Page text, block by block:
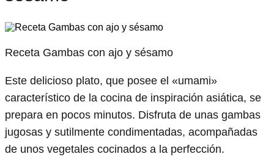
Receta Gambas con ajo y sésamo
Este delicioso plato, que posee el «umami»
característico de la cocina de inspiración asiática, se
prepara en pocos minutos. Disfruta de unas gambas
jugosas y sutilmente condimentadas, acompañadas
de unos vegetales cocinados a la perfección.